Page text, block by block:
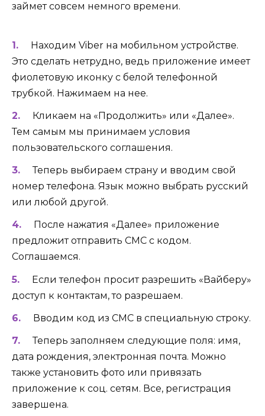
займет совсем немного времени.
Находим Viber на мобильном устройстве.
Это сделать нетрудно, ведь приложение имеет
фиолетовую иконку с белой телефонной
трубкой. Нажимаем на нее.
Кликаем на «Продолжить» или «Далее».
Тем самым мы принимаем условия
пользовательского соглашения.
Теперь выбираем страну и вводим свой
номер телефона. Язык можно выбрать русский
или любой другой.
После нажатия «Далее» приложение
предложит отправить СМС с кодом.
Соглашаемся.
Если телефон просит разрешить «Вайберу»
доступ к контактам, то разрешаем.
Вводим код из СМС в специальную строку.
Теперь заполняем следующие поля: имя,
дата рождения, электронная почта. Можно
также установить фото или привязать
приложение к соц. сетям. Все, регистрация
завершена.